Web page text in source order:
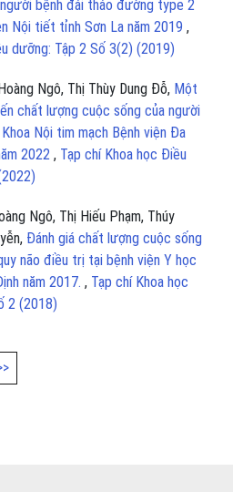
bệnh đái tháo đường type 2
Nội tiết tỉnh Sơn La năm 2019 ,
dưỡng: Tập 2 Số 3(2) (2019)
Ngô, Thị Thùy Dung Đỗ, Một
chất lượng cuộc sống của người
Nội tim mạch Bệnh viện Đa
2022 , Tạp chí Khoa học Điều
Ngô, Thị Hiếu Phạm, Thúy
Đánh giá chất lượng cuộc sống
não điều trị tại bệnh viện Y học
năm 2017. , Tạp chí Khoa học
2 (2018)